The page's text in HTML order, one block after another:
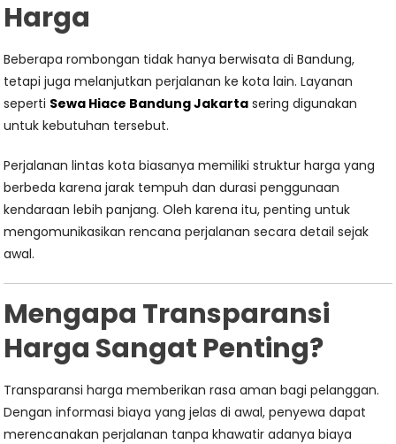
Harga
Beberapa rombongan tidak hanya berwisata di Bandung,
tetapi juga melanjutkan perjalanan ke kota lain. Layanan
seperti Sewa Hiace Bandung Jakarta sering digunakan
untuk kebutuhan tersebut.
Perjalanan lintas kota biasanya memiliki struktur harga yang
berbeda karena jarak tempuh dan durasi penggunaan
kendaraan lebih panjang. Oleh karena itu, penting untuk
mengomunikasikan rencana perjalanan secara detail sejak
awal.
Mengapa Transparansi
Harga Sangat Penting?
Transparansi harga memberikan rasa aman bagi pelanggan.
Dengan informasi biaya yang jelas di awal, penyewa dapat
merencanakan perjalanan tanpa khawatir adanya biaya